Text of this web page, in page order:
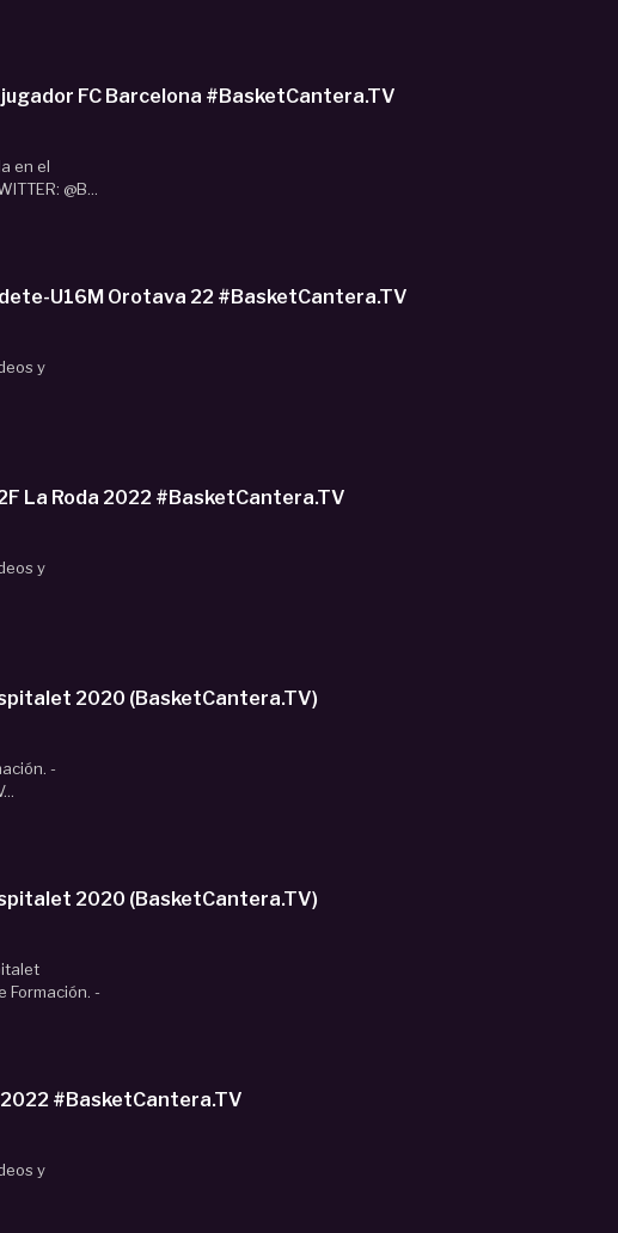
FC Barcelona #BasketCantera.TV
en el
@B...
U16M Orotava 22 #BasketCantera.TV
y
La Roda 2022 #BasketCantera.TV
y
2020 (BasketCantera.TV)
-
2020 (BasketCantera.TV)
Formación. -
2022 #BasketCantera.TV
y